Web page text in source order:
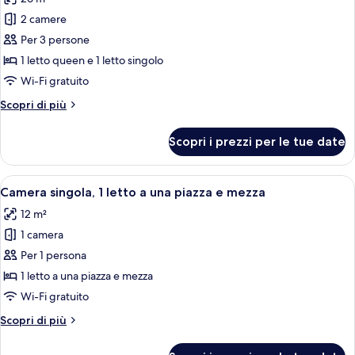
le
foto
per
Suite
Junior
people)
2 camere
Per 3 persone
1 letto queen e 1 letto singolo
Wi-Fi gratuito
Scopri di più
Altri
Junior
(3
people)
Scopri i prezzi per le tue date
Apri
tutte
le
foto
per
Camera
singola,
letto
Una camera d'albergo con un letto,
4
Camera singola, 1 letto a una piazza e mezza
12 m²
1 camera
Per 1 persona
1 letto a una piazza e mezza
Wi-Fi gratuito
Scopri di più
Altri